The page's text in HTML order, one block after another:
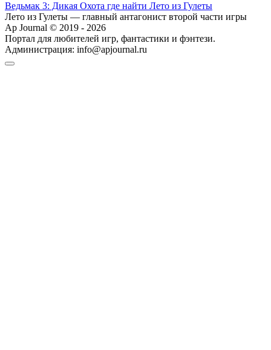
Ведьмак 3: Дикая Охота где найти Лето из Гулеты
Лето из Гулеты — главный антагонист второй части игры
Ap Journal © 2019 - 2026
Портал для любителей игр, фантастики и фэнтези.
Администрация: info@apjournal.ru